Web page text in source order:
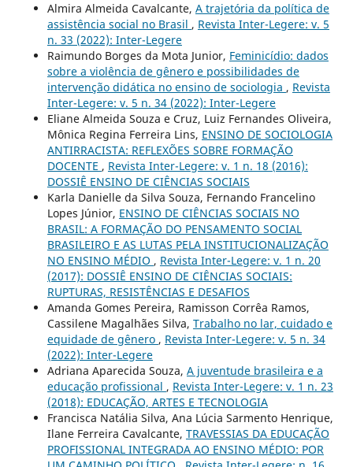
Almira Almeida Cavalcante, A trajetória da política de
assistência social no Brasil , Revista Inter-Legere: v. 5
n. 33 (2022): Inter-Legere
Raimundo Borges da Mota Junior, Feminicídio: dados
sobre a violência de gênero e possibilidades de
intervenção didática no ensino de sociologia , Revista
Inter-Legere: v. 5 n. 34 (2022): Inter-Legere
Eliane Almeida Souza e Cruz, Luiz Fernandes Oliveira,
Mônica Regina Ferreira Lins, ENSINO DE SOCIOLOGIA
ANTIRRACISTA: REFLEXÕES SOBRE FORMAÇÃO
DOCENTE , Revista Inter-Legere: v. 1 n. 18 (2016):
DOSSIÊ ENSINO DE CIÊNCIAS SOCIAIS
Karla Danielle da Silva Souza, Fernando Francelino
Lopes Júnior, ENSINO DE CIÊNCIAS SOCIAIS NO
BRASIL: A FORMAÇÃO DO PENSAMENTO SOCIAL
BRASILEIRO E AS LUTAS PELA INSTITUCIONALIZAÇÃO
NO ENSINO MÉDIO , Revista Inter-Legere: v. 1 n. 20
(2017): DOSSIÊ ENSINO DE CIÊNCIAS SOCIAIS:
RUPTURAS, RESISTÊNCIAS E DESAFIOS
Amanda Gomes Pereira, Ramisson Corrêa Ramos,
Cassilene Magalhães Silva, Trabalho no lar, cuidado e
equidade de gênero , Revista Inter-Legere: v. 5 n. 34
(2022): Inter-Legere
Adriana Aparecida Souza, A juventude brasileira e a
educação profissional , Revista Inter-Legere: v. 1 n. 23
(2018): EDUCAÇÃO, ARTES E TECNOLOGIA
Francisca Natália Silva, Ana Lúcia Sarmento Henrique,
Ilane Ferreira Cavalcante, TRAVESSIAS DA EDUCAÇÃO
PROFISSIONAL INTEGRADA AO ENSINO MÉDIO: POR